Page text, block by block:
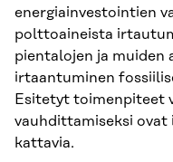
energiainvestointien
polttoaineista
pientalojen ja muiden
irtaantuminen
Esitetyt toimenpiteet
vauhdittamiseksi ovat
kattavia.